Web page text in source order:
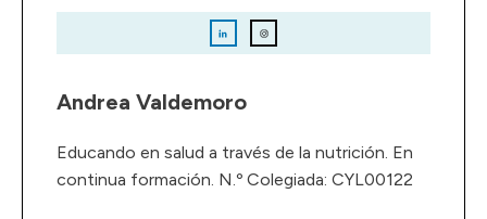
Andrea Valdemoro
Educando en salud a través de la nutrición. En
continua formación. N.º Colegiada: CYL00122